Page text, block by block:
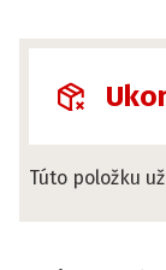
Túto položku